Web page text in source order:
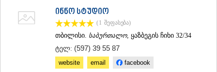
ინნო სტუდიო
(1 შეფასება)
თბილისი. საბურთალო, ყაზბეგის ჩიხი 32/34
ტელ: (597) 39 55 87
website email facebook